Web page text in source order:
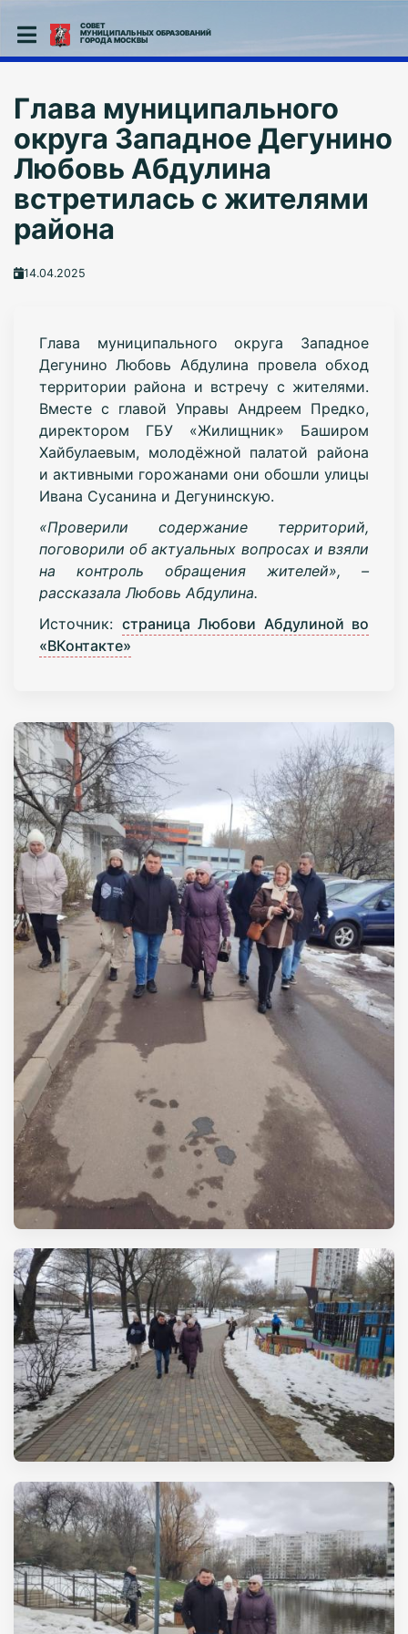
СОВЕТ
МУНИЦИПАЛЬНЫХ ОБРАЗОВАНИЙ
ГОРОДА МОСКВЫ
Глава муниципального
округа Западное Дегунино
Любовь Абдулина
встретилась с жителями
района
14.04.2025
Глава муниципального округа Западное
Дегунино Любовь Абдулина провела обход
территории района и встречу с жителями.
Вместе с главой Управы Андреем Предко,
директором ГБУ «Жилищник» Баширом
Хайбулаевым, молодёжной палатой района
и активными горожанами они обошли улицы
Ивана Сусанина и Дегунинскую.
«Проверили содержание территорий,
поговорили об актуальных вопросах и взяли
на контроль обращения жителей»,–
рассказала Любовь Абдулина.
Источник: страница Любови Абдулиной во
«ВКонтакте»